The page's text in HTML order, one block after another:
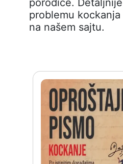
porodice.
problemu
na našem sajtu.